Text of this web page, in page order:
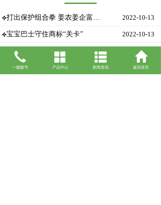
2022-10-13
宝宝巴士守住商标“关卡” 2022-10-13
“元气森林”商标侵权案终审有果 2022-10-13
【案例】可以将名人的姓名注册为商标吗 2022-10-13
一键拨号 产品中心 新闻资讯 返回首页